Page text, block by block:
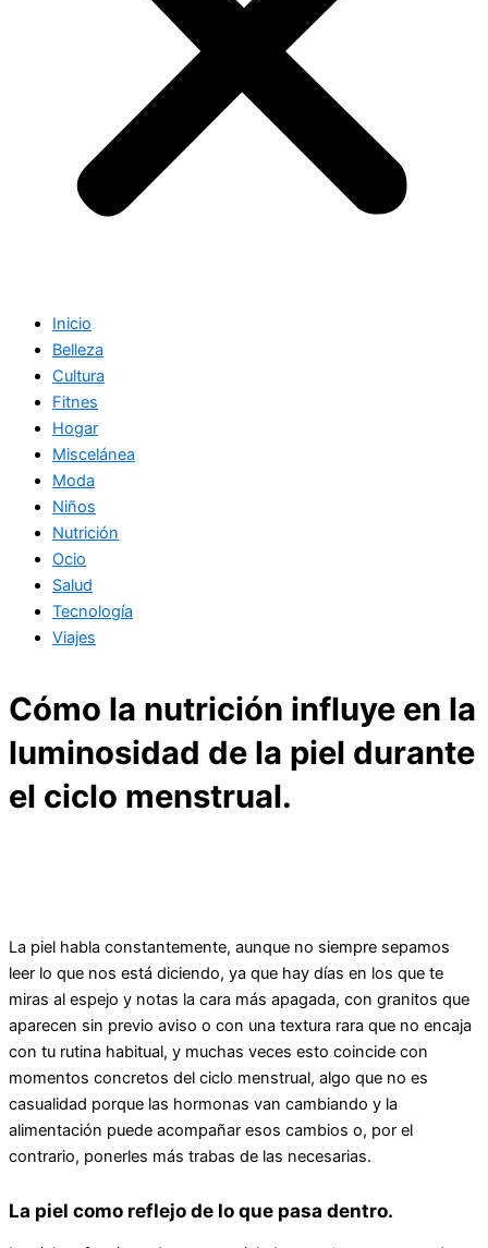
Inicio
Belleza
Cultura
Fitnes
Hogar
Miscelánea
Moda
Niños
Nutrición
Ocio
Salud
Tecnología
Viajes
Cómo la nutrición influye en la
luminosidad de la piel durante
el ciclo menstrual.
La piel habla constantemente, aunque no siempre sepamos
leer lo que nos está diciendo, ya que hay días en los que te
miras al espejo y notas la cara más apagada, con granitos que
aparecen sin previo aviso o con una textura rara que no encaja
con tu rutina habitual, y muchas veces esto coincide con
momentos concretos del ciclo menstrual, algo que no es
casualidad porque las hormonas van cambiando y la
alimentación puede acompañar esos cambios o, por el
contrario, ponerles más trabas de las necesarias.
La piel como reflejo de lo que pasa dentro.